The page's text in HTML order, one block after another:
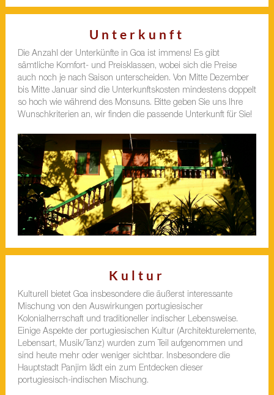
Unterkunft
Die Anzahl der Unterkünfte in Goa ist immens! Es gibt
sämtliche Komfort- und Preisklassen, wobei sich die Preise
auch noch je nach Saison unterscheiden. Von Mitte Dezember
bis Mitte Januar sind die Unterkunftskosten mindestens doppelt
so hoch wie während des Monsuns. Bitte geben Sie uns Ihre
Wunschkriterien an, wir finden die passende Unterkunft für Sie!
Kultur
Kulturell bietet Goa insbesondere die äußerst interessante
Mischung von den Auswirkungen portugiesischer
Kolonialherrschaft und traditioneller indischer Lebensweise.
Einige Aspekte der portugiesischen Kultur (Architekturelemente,
Lebensart, Musik/Tanz) wurden zum Teil aufgenommen und
sind heute mehr oder weniger sichtbar. Insbesondere die
Hauptstadt Panjim lädt ein zum Entdecken dieser
portugiesisch-indischen Mischung.